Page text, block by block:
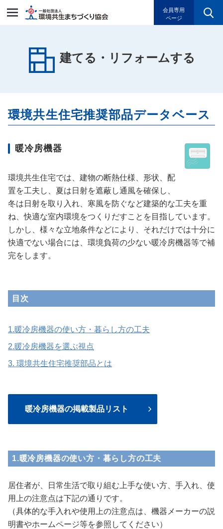
会員専用
ページ
建てる・リフォームする
環境共生住宅推奨部品データベース
暖冷房機器
環境共生住宅では、建物の断熱仕様、形状、配
置を工夫し、夏は日射を遮蔽し通風を確保し、
冬は日射を取り入れ、寒風を防ぐなど建築的な工夫を重
ね、快適な室内環境をつくりだすことを目指しています。
しかし、様々な立地条件などにより、それだけでは十分に
快適でない場合には、環境負荷の少ない暖冷房機器等で補
完をします。
目次
1.暖冷房機器の使い方・暮らし方の工夫
2.暖冷房機器を選ぶ視点
3. 環境共生住宅推奨部品とは
暖冷房機器の掲載製品リスト
1.暖冷房機器の使い方・暮らし方の工夫
居住者が、日常生活で取り組む上手な使い方、手入れ、使
用上の注意点は下記の通りです。
（具体的な手入れや使用上の注意点は、機器メーカーの説
明書やホームページ等を参照してください）